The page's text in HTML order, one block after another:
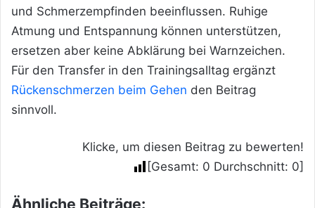
und Schmerzempfinden beeinflussen. Ruhige
Atmung und Entspannung können unterstützen,
ersetzen aber keine Abklärung bei Warnzeichen.
Für den Transfer in den Trainingsalltag ergänzt
Rückenschmerzen beim Gehen den Beitrag
sinnvoll.
Klicke, um diesen Beitrag zu bewerten!
[Gesamt: 0 Durchschnitt: 0]
Ähnliche Beiträge: